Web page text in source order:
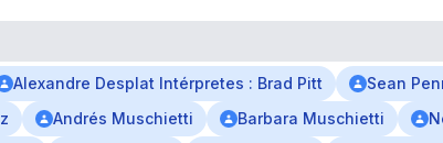
Alexandre Desplat Intérpretes : Brad Pitt Sean
Andrés Muschietti Barbara Muschietti